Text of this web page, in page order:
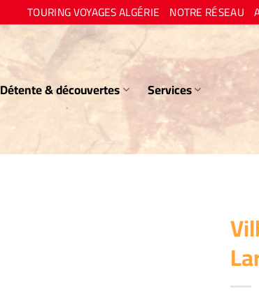
TOURING VOYAGES ALGÉRIE NOTRE RÉSEAU
Détente & découvertes Services